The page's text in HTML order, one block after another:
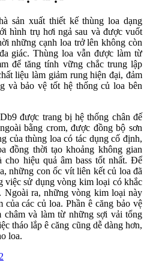
sản xuất thiết kế thùng loa dạng
hình trụ hơi ngả sau và được vuốt
những cạnh loa trở lên không còn
giác. Thùng loa vẫn được làm từ
để tăng tính vững chắc trung lập
liệu làm giảm rung hiện đại, đảm
và bảo vệ tốt hệ thống củ loa bên
được trang bị hệ thống chân đế
bằng crom, được đồng bộ sơn
của thùng loa có tác dụng cố định,
đồng thời tạo khoảng không gian
cho hiệu quả âm bass tốt nhất. Để
những con ốc vít liên kết củ loa đã
việc sử dụng vòng kim loại có khắc
Ngoài ra, những vòng kim loại này
của các củ loa. Phần ê căng bảo vệ
châm và làm từ những sợi vải tổng
tháo lắp ê căng cũng dễ dàng hơn,
loa.